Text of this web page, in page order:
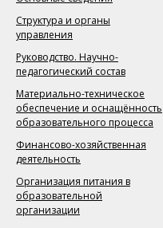
Структура и органы
управления
Руководство. Научно-
педагогический состав
Материально-техническое
обеспечение и оснащённость
образовательного процесса
Финансово-хозяйственная
деятельность
Организация питания в
образовательной
организации